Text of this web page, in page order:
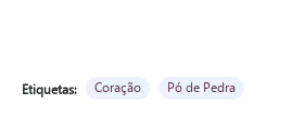
Etiquetas: Coração Pó de Pedra